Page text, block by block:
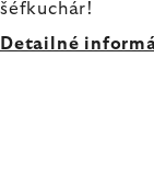
šéfkuchár!
Detailné